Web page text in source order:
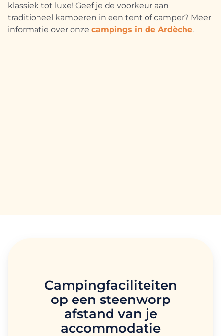
klassiek tot luxe! Geef je de voorkeur aan
traditioneel kamperen in een tent of camper? Meer
informatie over onze campings in de Ardèche.
Campingfaciliteiten
op een steenworp
afstand van je
accommodatie